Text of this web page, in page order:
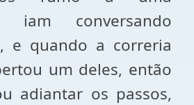
iam conversando
e quando a correria
um deles, então
adiantar os passos,